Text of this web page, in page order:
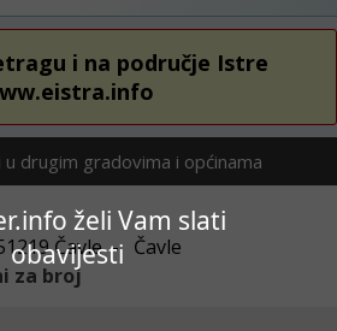
želi Vam slati
obavijesti
i na područje Istre
drugim gradovima i općinama
Čavle - Čavle
za broj